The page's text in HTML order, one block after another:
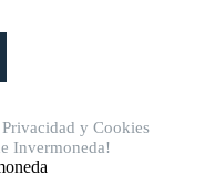
yCookies
Invermoneda!